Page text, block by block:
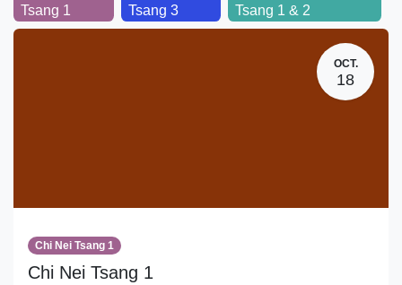
Tsang 1
Tsang 3
Tsang 1 & 2
OCT.
18
Chi Nei Tsang 1
Chi Nei Tsang 1